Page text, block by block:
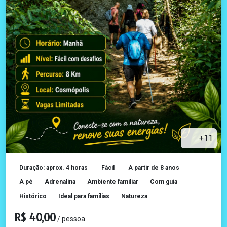
+11
Duração: aprox. 4 horas Fácil
A partir de 8 anos
A pé
Adrenalina Ambiente familiar
Com guia
Histórico
Ideal para famílias Natureza
R$ 40,00/ pessoa